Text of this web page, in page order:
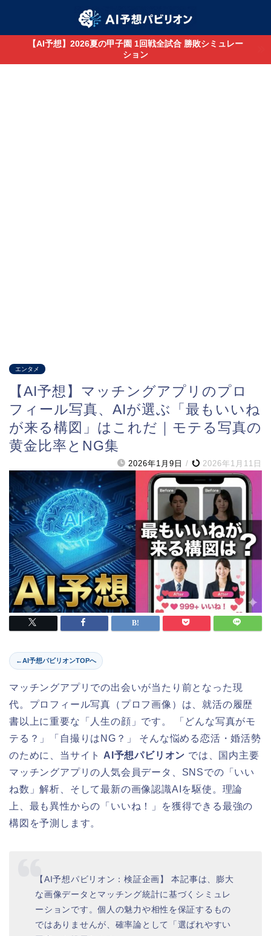
【AI予想】2026夏の甲子園 1回戦全試合 勝敗シミュレー
ション
エンタメ
【AI予想】マッチングアプリのプロ
フィール写真、AIが選ぶ「最もいいね
が来る構図」はこれだ｜モテる写真の
黄金比率とNG集
2026年1月9日 / 2026年1月11日
←AI予想パビリオンTOPへ
マッチングアプリでの出会いが当たり前となった現
代。プロフィール写真（プロフ画像）は、就活の履歴
書以上に重要な「人生の顔」です。 「どんな写真がモ
テる？」「自撮りはNG？」 そんな悩める恋活・婚活勢
のために、当サイト AI予想パビリオン では、国内主要
マッチングアプリの人気会員データ、SNSでの「いい
ね数」解析、そして最新の画像認識AIを駆使。理論
上、最も異性からの「いいね！」を獲得できる最強の
構図を予測します。
【AI予想パビリオン：検証企画】 本記事は、膨大
な画像データとマッチング統計に基づくシミュレ
ーションです。個人の魅力や相性を保証するもの
ではありませんが、確率論として「選ばれやすい